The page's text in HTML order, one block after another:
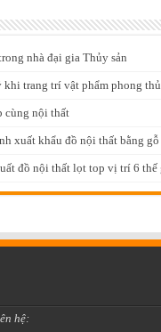
nhà đại gia Thủy sản
khi trang trí vật phẩm phong
cùng nội thất
xuất khẩu đồ nội thất bằng
đồ nội thất lọt top vị trí 6 thế
hệ: